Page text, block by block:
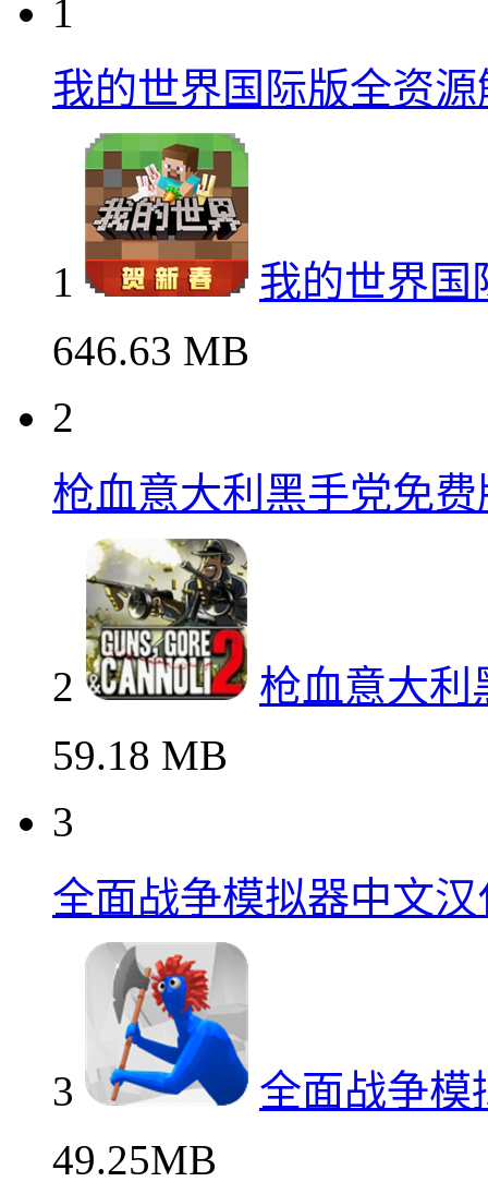
1
我的世界国际版全资
1
我的世界国
646.63 MB
2
枪血意大利黑手党免
2
枪血意大利
59.18 MB
3
全面战争模拟器中文
3
全面战争模
49.25MB